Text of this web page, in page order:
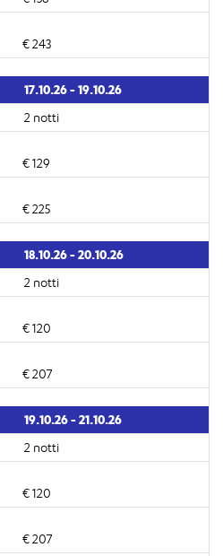
€ 243
17.10.26 - 19.10.26
2 notti
€ 129
€ 225
18.10.26 - 20.10.26
2 notti
€ 120
€ 207
19.10.26 - 21.10.26
2 notti
€ 120
€ 207